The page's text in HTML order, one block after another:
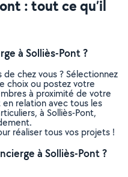
: tout ce qu’il
à Solliès-Pont ?
chez vous ? Sélectionnez
choix ou postez votre
à proximité de votre
en relation avec tous les
à Solliès-Pont,
réaliser tous vos projets !
à Solliès-Pont ?